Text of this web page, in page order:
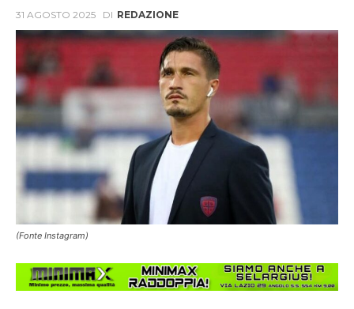
31 AGOSTO 2025 DI REDAZIONE
(Fonte Instagram)